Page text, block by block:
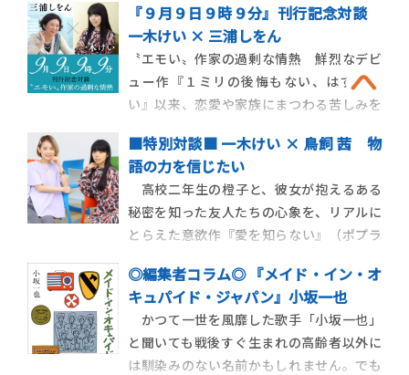
穫作家と呼べるのが、一木けいだ。2016
年、読者賞となったデビュー作を収録した
『１ミリの後悔もない、はずがない』が、
アーティストの椎名林檎から絶賛され、１作
目にして話題をさらった。続けて発表した
『愛を知
『９月９日９時９分』刊行記念対談
一木けい × 三浦しをん
〝エモい〟作家の過剰な情熱 鮮烈なデビ
ュー作『１ミリの後悔もない、はずがな
い』以来、恋愛や家族にまつわる苦しみを
いる一木けいさん。最新作『９月９日９時
９分』は、10代の男女が許されない恋に向
き合う、日本とタイを舞台にした恋愛小説
です。
■特別対談■ 一木けい × 鳥飼 茜 物
語の力を信じたい
高校二年生の橙子と、彼女が抱えるある
秘密を知った友人たちの心象を、リアルに
とらえた意欲作『愛を知らない』（ポプラ
んな一木さんがファンと公言しているの
が、漫画家の鳥飼茜さんです。 鳥飼さんの
『サターンリターン』刊行を機に、小説丸で
実現したおふたりの対談は、初対面 […]
◎編集者コラム◎ 『メイド・イン・オ
キュパイド・ジャパン』小坂一也
かつて一世を風靡した歌手「小坂一也」
と聞いても戦後すぐ生まれの高齢者以外に
は馴染みのない名前かもしれません。でも